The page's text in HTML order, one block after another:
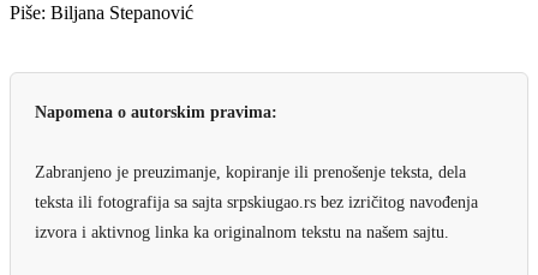
Piše: Biljana Stepanović
Napomena o autorskim pravima:
Zabranjeno je preuzimanje, kopiranje ili prenošenje teksta, dela
teksta ili fotografija sa sajta srpskiugao.rs bez izričitog navođenja
izvora i aktivnog linka ka originalnom tekstu na našem sajtu.